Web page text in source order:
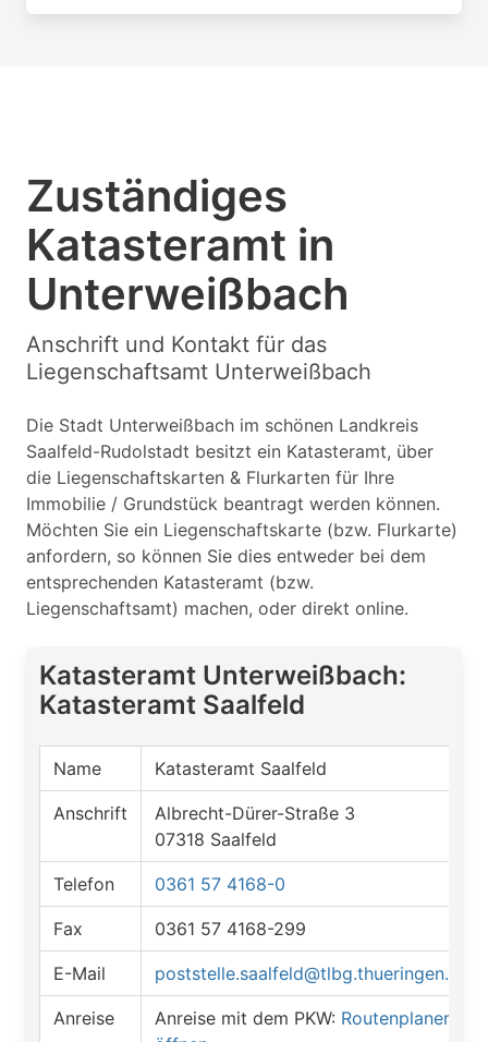
Zuständiges
Katasteramt in
Unterweißbach
Anschrift und Kontakt für das
Liegenschaftsamt Unterweißbach
Die Stadt Unterweißbach im schönen Landkreis
Saalfeld-Rudolstadt besitzt ein Katasteramt, über
die Liegenschaftskarten & Flurkarten für Ihre
Immobilie / Grundstück beantragt werden können.
Möchten Sie ein Liegenschaftskarte (bzw. Flurkarte)
anfordern, so können Sie dies entweder bei dem
entsprechenden Katasteramt (bzw.
Liegenschaftsamt) machen, oder direkt online.
Katasteramt Unterweißbach:
Katasteramt Saalfeld
Name Katasteramt Saalfeld
Anschrift
Albrecht-Dürer-Straße 3
07318 Saalfeld
Telefon 0361 57 4168-0
Fax 0361 57 4168-299
E-Mail poststelle.saalfeld@tlbg.thueringen.de
Anreise Anreise mit dem PKW: Routenplaner